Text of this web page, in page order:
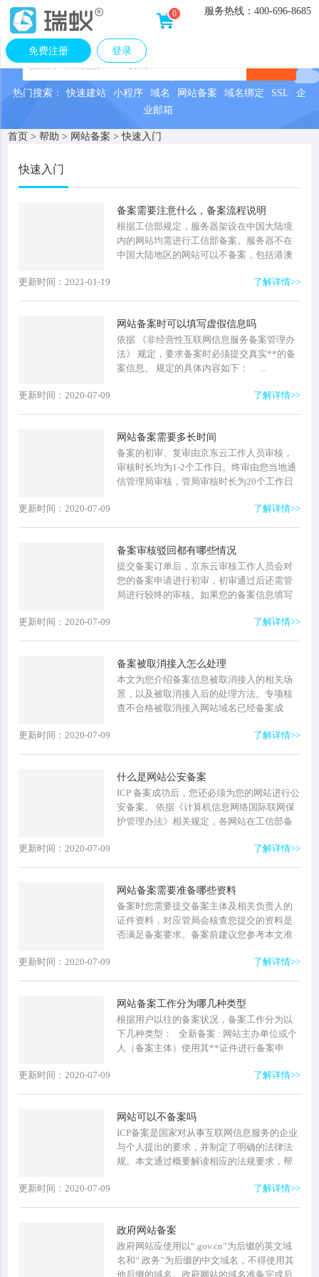
服务热线： 400-696-8685
0
免费注册 登录
热门搜索： 快速建站 小程序 域名 网站备案 域名绑定 SSL
企
业邮箱
首页 > 帮助 > 网站备案 > 快速入门
快速入门
备案需要注意什么，备案流程说明
根据工信部规定，服务器架设在中国大陆境
内的网站均需进行工信部备案。服务器不在
中国大陆地区的网站可以不备案，包括港澳
案。个人备案不得做经营用途，企...了解详情>>
更新时间：2021-01-19
网站备案时可以填写虚假信息吗
依据 《非经营性互联网信息服务备案管理办
法》 规定，要求备案时必须提交真实**的备
案信息。 规定的具体内容如下： ...
了解详情>>
更新时间：2020-07-09
网站备案需要多长时间
备案的初审、复审由京东云工作人员审核，
审核时长均为1-2个工作日。终审由您当地通
信管理局审核，管局审核时长为20个工作日
了解详情>>
更新时间：2020-07-09
备案审核驳回都有哪些情况
提交备案订单后，京东云审核工作人员会对
您的备案申请进行初审，初审通过后还需管
局进行较终的审核。如果您的备案信息填写
了解详情>>
更新时间：2020-07-09
备案被取消接入怎么处理
本文为您介绍备案信息被取消接入的相关场
景，以及被取消接入后的处理方法。专项核
查不合格被取消接入网站域名已经备案成
一致或域名已过期未及时续费导致...了解详情>>
更新时间：2020-07-09
什么是网站公安备案
ICP 备案成功后，您还必须为您的网站进行公
安备案。 依据《计算机信息网络国际联网保
护管理办法》相关规定，各网站在工信部备
了解详情>>
更新时间：2020-07-09
网站备案需要准备哪些资料
备案时您需要提交备案主体及相关负责人的
证件资料，对应管局会核查您提交的资料是
否满足备案要求。备案前建议您参考本文准
了解详情>>
更新时间：2020-07-09
网站备案工作分为哪几种类型
根据用户以往的备案状况，备案工作分为以
下几种类型： 全新备案 : 网站主办单位或个
人（备案主体）使用其**证件进行备案申
了解详情>>
更新时间：2020-07-09
网站可以不备案吗
ICP备案是国家对从事互联网信息服务的企业
与个人提出的要求，并制定了明确的法律法
规。本文通过概要解读相应的法规要求，帮
了解详情>>
更新时间：2020-07-09
政府网站备案
政府网站应使用以“.gov.cn”为后缀的英文域
名和“.政务”为后缀的中文域名，不得使用其
他后缀的域名。政府网站的域名准备完成后